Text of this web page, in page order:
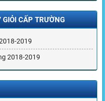
GIỎI CẤP TRƯỜNG
2019
2018-2019